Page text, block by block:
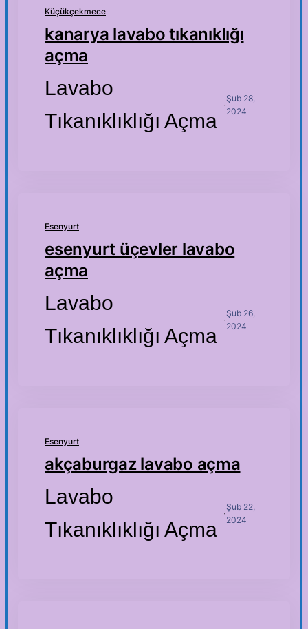
Küçükçekmece
kanarya lavabo tıkanıklığı
açma
Lavabo
Tıkanıklıklığı Açma
·
Şub 28,
2024
Esenyurt
esenyurt üçevler lavabo
açma
Lavabo
Tıkanıklıklığı Açma
·
Şub 26,
2024
Esenyurt
akçaburgaz lavabo açma
Lavabo
Tıkanıklıklığı Açma
·
Şub 22,
2024